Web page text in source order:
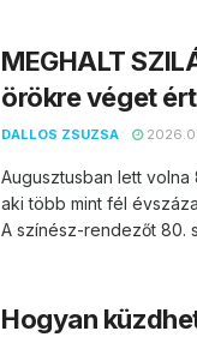
MEGHALT
örökre véget ért
DALLOS ZSUZSA
Augusztusban lett
aki több mint fél
A színész-rendezőt 80.
Hogyan